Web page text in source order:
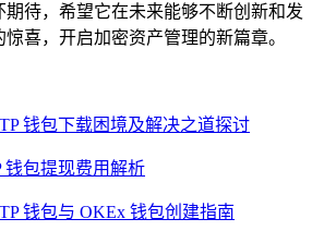
待，希望它在未来能够不断创新和发
喜，开启加密资产管理的新篇章。
钱包下载困境及解决之道探讨
钱包提现费用解析
钱包与 OKEx 钱包创建指南